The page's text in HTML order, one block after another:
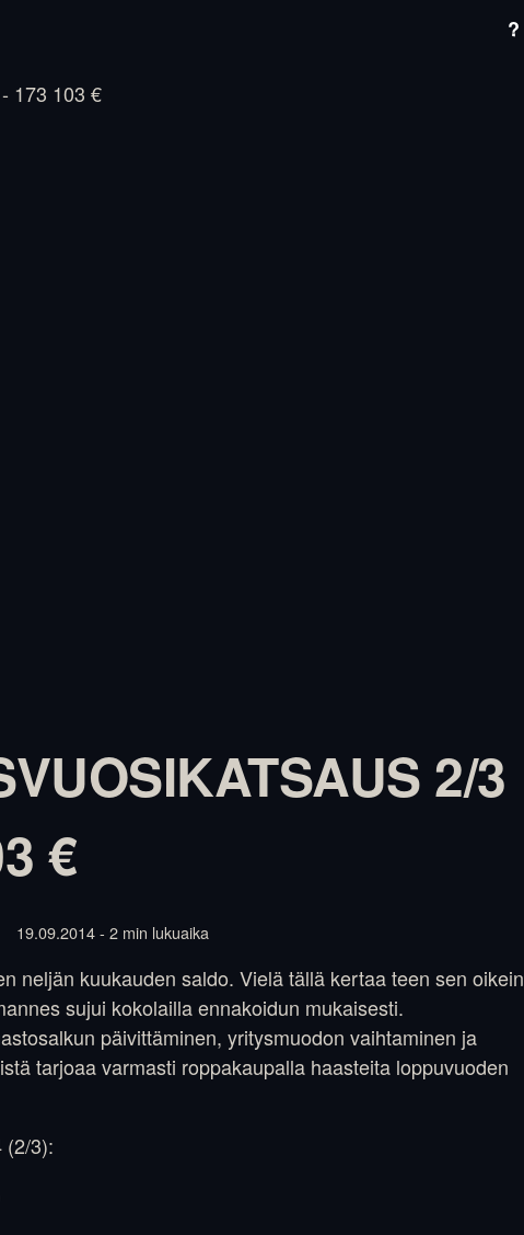
?
2/3
€
19.09.2014 - 2 min lukuaika
neljän kuukauden saldo. Vielä tällä kertaa teen sen oikein
sujui kokolailla ennakoidun mukaisesti.
päivittäminen, yritysmuodon vaihtaminen ja
tarjoaa varmasti roppakaupalla haasteita loppuvuoden
(2/3):